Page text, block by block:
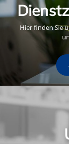
Hier finden Sie